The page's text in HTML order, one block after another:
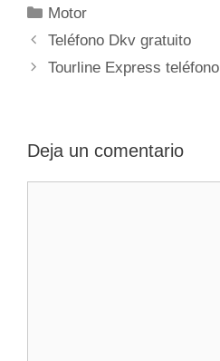
Categorías
Motor
Navegación
de
Teléfono Dkv gratuito
Tourline Express teléfono
Deja un comentario